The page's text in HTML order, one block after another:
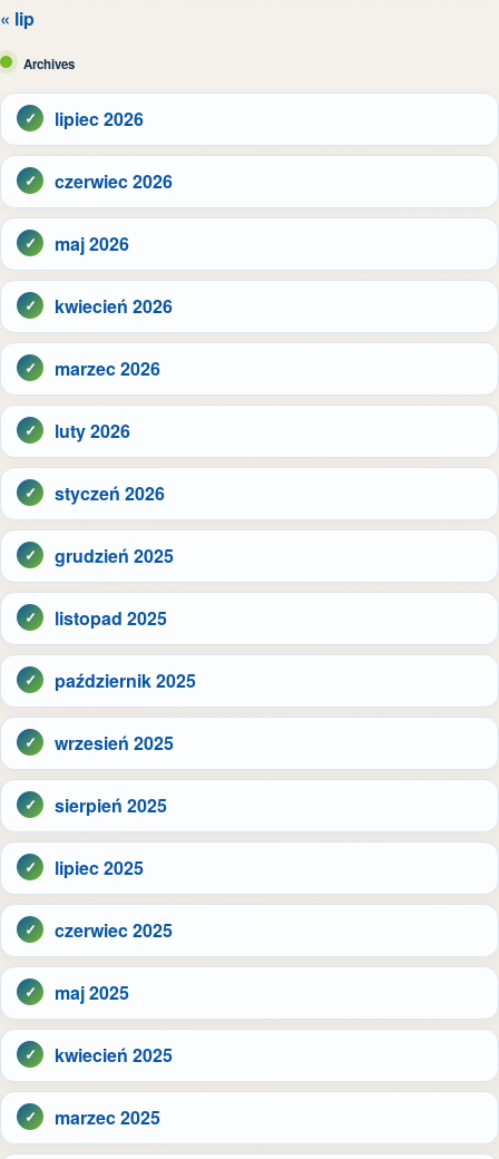
« lip
Archives
lipiec 2026
czerwiec 2026
maj 2026
kwiecień 2026
marzec 2026
luty 2026
styczeń 2026
grudzień 2025
listopad 2025
październik 2025
wrzesień 2025
sierpień 2025
lipiec 2025
czerwiec 2025
maj 2025
kwiecień 2025
marzec 2025